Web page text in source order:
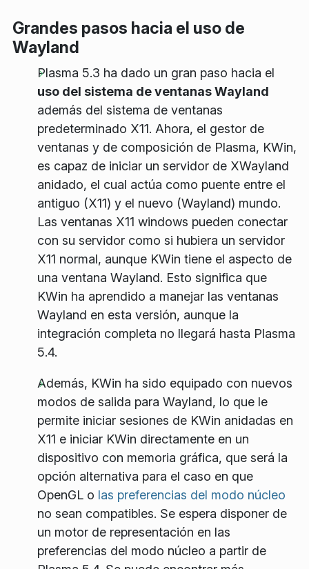
Grandes pasos hacia el uso de
Wayland
Plasma 5.3 ha dado un gran paso hacia el
uso del sistema de ventanas Wayland
además del sistema de ventanas
predeterminado X11. Ahora, el gestor de
ventanas y de composición de Plasma, KWin,
es capaz de iniciar un servidor de XWayland
anidado, el cual actúa como puente entre el
antiguo (X11) y el nuevo (Wayland) mundo.
Las ventanas X11 windows pueden conectar
con su servidor como si hubiera un servidor
X11 normal, aunque KWin tiene el aspecto de
una ventana Wayland. Esto significa que
KWin ha aprendido a manejar las ventanas
Wayland en esta versión, aunque la
integración completa no llegará hasta Plasma
5.4.
Además, KWin ha sido equipado con nuevos
modos de salida para Wayland, lo que le
permite iniciar sesiones de KWin anidadas en
X11 e iniciar KWin directamente en un
dispositivo con memoria gráfica, que será la
opción alternativa para el caso en que
OpenGL o las preferencias del modo núcleo
no sean compatibles. Se espera disponer de
un motor de representación en las
preferencias del modo núcleo a partir de